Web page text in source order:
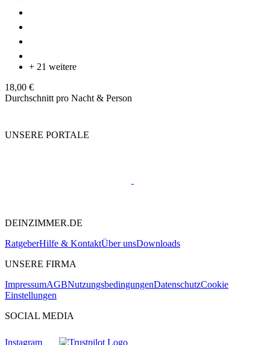
+ 21 weitere
18,00 €
Durchschnitt pro Nacht & Person
UNSERE PORTALE
DEINZIMMER.DE
RatgeberHilfe & KontaktÜber unsDownloads
UNSERE FIRMA
ImpressumAGBNutzungsbedingungenDatenschutzCookie
Einstellungen
SOCIAL MEDIA
Instagram